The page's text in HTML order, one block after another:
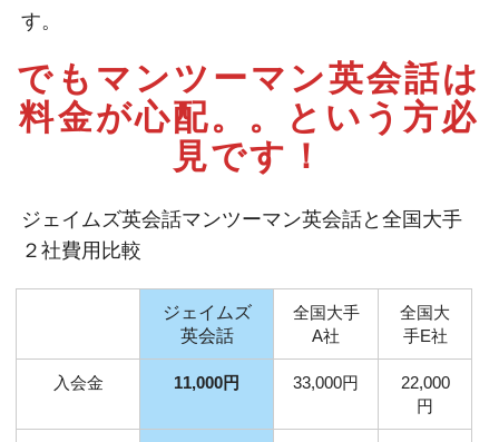
す。
でもマンツーマン英会話は
料金が心配。。
という方必
見です！
ジェイムズ英会話マンツーマン英会話と全国大手
２社費用比較
ジェイムズ
英会話
全国大手
A社
全国大
手E社
入会金 11,000円 33,000円
22,000
円